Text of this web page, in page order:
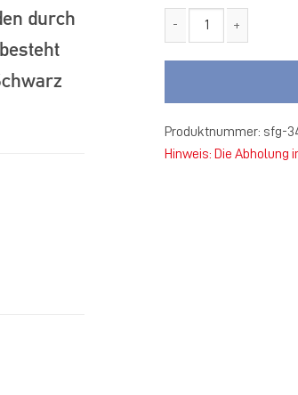
durch
Produktnummer: sfg-
Hinweis: Die